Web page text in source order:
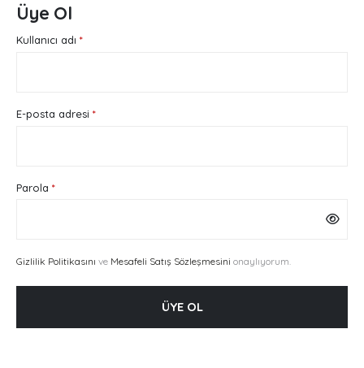
Üye Ol
Kullanıcı adı *Gerekli
E-posta adresi *Gerekli
Parola *Gerekli
Gizlilik Politikasını ve Mesafeli Satış Sözleşmesini onaylıyorum.
ÜYE OL